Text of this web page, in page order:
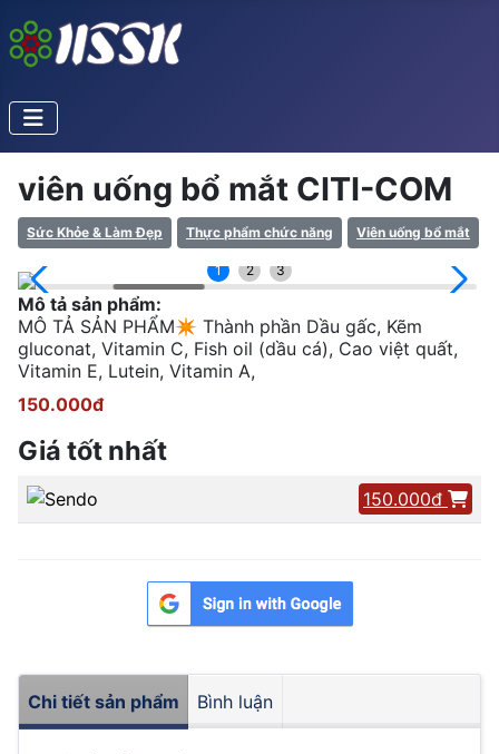
viên uống bổ mắt CITI-COM
Sức Khỏe & Làm Đẹp Thực phẩm chức năng Viên uống bổ mắt
1 2 3
Mô tả sản phẩm:
MÔ TẢ SẢN PHẨM✴ Thành phần Dầu gấc, Kẽm
gluconat, Vitamin C, Fish oil (dầu cá), Cao việt quất,
Vitamin E, Lutein, Vitamin A,
150.000đ
Giá tốt nhất
150.000đ
Chi tiết sản phẩm Bình luận